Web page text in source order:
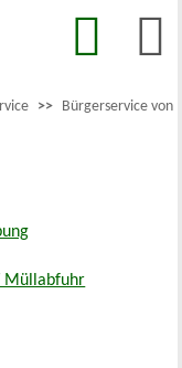
>> Bürgerservice von
Müllabfuhr